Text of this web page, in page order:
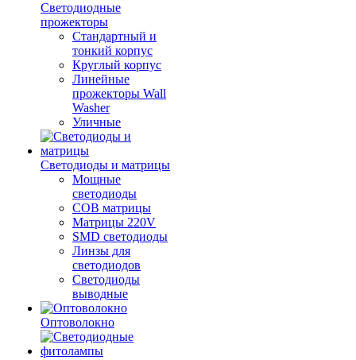
Светодиодные
прожекторы
Стандартный и
тонкий корпус
Круглый корпус
Линейные
прожекторы Wall
Washer
Уличные
Светодиоды и матрицы
Мощные
светодиоды
COB матрицы
Матрицы 220V
SMD светодиоды
Линзы для
светодиодов
Светодиоды
выводные
Оптоволокно